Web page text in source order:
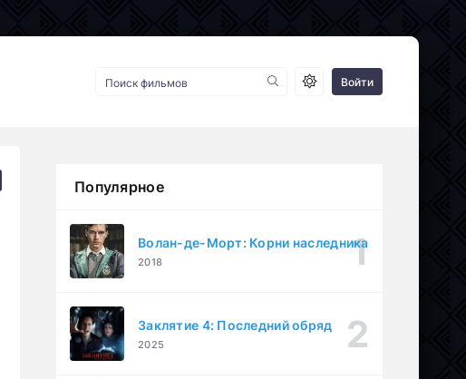
Войти
Популярное
Волан-де-Морт: Корни наследника
2018
Заклятие 4: Последний обряд
2025